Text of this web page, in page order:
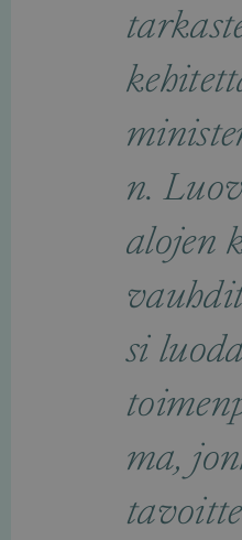
n.
alojen
si
ma,